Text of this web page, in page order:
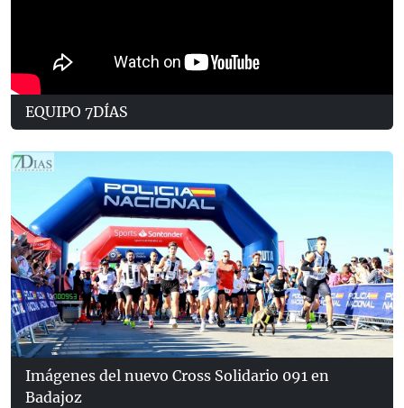
EQUIPO 7DÍAS
Imágenes del nuevo Cross Solidario 091 en
Badajoz